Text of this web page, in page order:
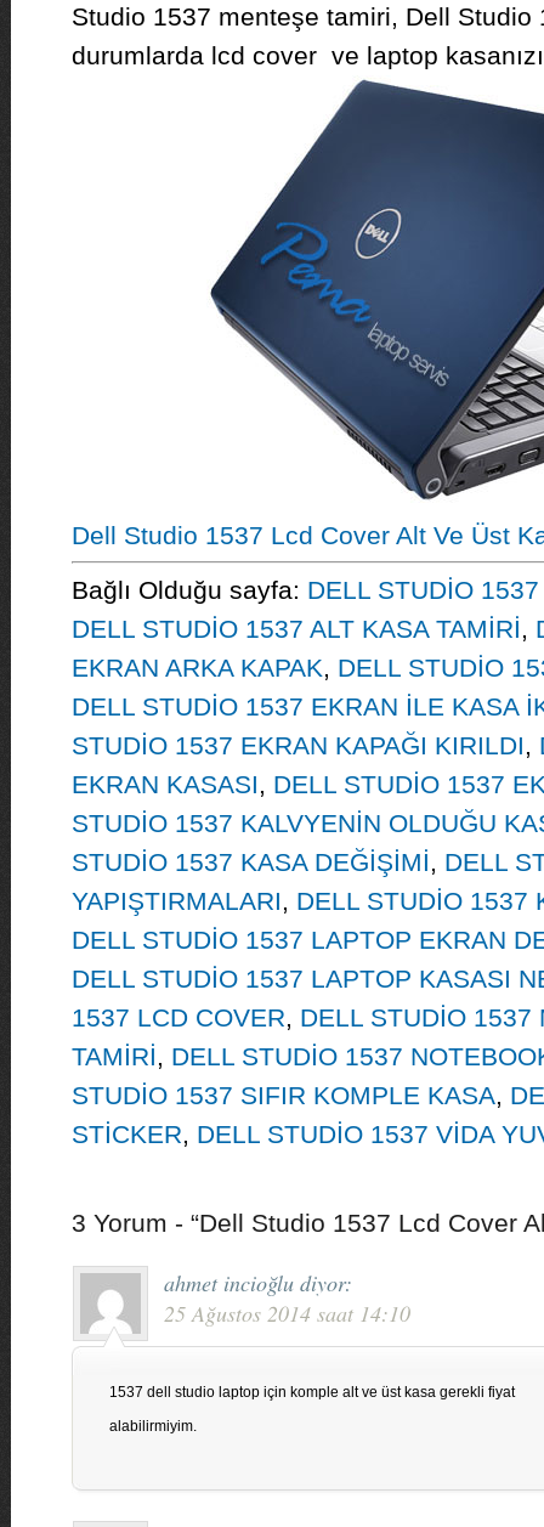
Studio 1537 menteşe tamiri, Dell
durumlarda lcd cover ve laptop
Dell Studio 1537 Lcd Cover Alt Ve Üst
Bağlı Olduğu sayfa: DELL STUDİO
DELL STUDİO 1537 ALT KASA TAMİRİ,
EKRAN ARKA KAPAK, DELL STUDİO
DELL STUDİO 1537 EKRAN İLE KASA
STUDİO 1537 EKRAN KAPAĞI KIRILDI,
EKRAN KASASI, DELL STUDİO 1537
STUDİO 1537 KALVYENİN OLDUĞU
STUDİO 1537 KASA DEĞİŞİMİ, DELL
YAPIŞTIRMALARI, DELL STUDİO 1537
DELL STUDİO 1537 LAPTOP EKRAN
DELL STUDİO 1537 LAPTOP KASASI
1537 LCD COVER, DELL STUDİO 1537
TAMİRİ, DELL STUDİO 1537
STUDİO 1537 SIFIR KOMPLE KASA,
STİCKER, DELL STUDİO 1537 VİDA
3 Yorum - “Dell Studio 1537 Lcd Cover
ahmet incioğlu diyor:
25 Ağustos 2014 saat 14:10
1537 dell studio laptop için komple alt ve üst kasa gerekli fiyat
alabilirmiyim.